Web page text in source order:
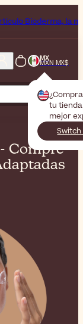
la marca del mes
MX
MXN MX$
tu
mejor
Compre